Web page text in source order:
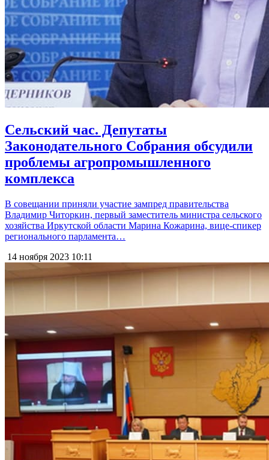
Сельский час. Депутаты
Законодательного Собрания обсудили
проблемы агропромышленного
комплекса
В совещании приняли участие зампред правительства
Владимир Читоркин, первый заместитель министра сельского
хозяйства Иркутской области Марина Кожарина, вице-спикер
регионального парламента…
14 ноября 2023 10:11